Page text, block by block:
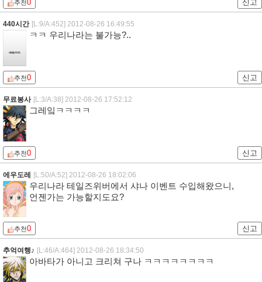
추천0 신고
440시간 [L:9/A:452] 2012-08-26 16:49:55
ㅋㅋ 우리나라는 불가능?..
추천0 신고
무료봉사 [L:3/A:38] 2012-08-26 17:52:12
그레잌ㅋㅋㅋㅋ
추천0 신고
에우도레 [L:50/A:52] 2012-08-26 18:02:06
우리나라 테일즈위버에서 샤나 이벤트 수입해왔으니,
언젠가는 가능할지도요?
추천0 신고
추억여행♪ [L:46/A:464] 2012-08-26 18:34:50
아바타가 아니고 크리쳐 구나 ㅋㅋㅋㅋㅋㅋㅋㅋ